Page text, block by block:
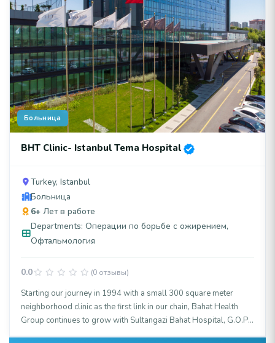
Operating under the highest hygiene and safety standards,
Medipol continues to contribute to public health with its expert
staff across all medical specialties.
Больница
BHT Clinic- Istanbul Tema Hospital
Turkey, Istanbul
Больница
6+ Лет в работе
Departments: Операции по борьбе с ожирением,
Офтальмология
0.0 (0 отзывы)
Starting our journey in 1994 with a small 300 square meter
neighborhood clinic as the first link in our chain, Bahat Health
Group continues to grow with Sultangazi Bahat Hospital, G.O.P.